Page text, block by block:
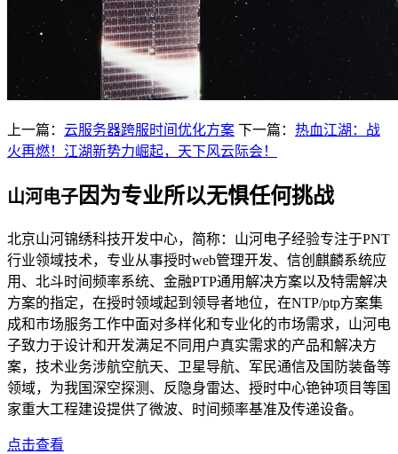
上一篇： 云服务器跨服时间优化方案 下一篇： 热血江湖：战
火再燃！江湖新势力崛起，天下风云际会！
山河电子因为专业所以无惧任何挑战
北京山河锦绣科技开发中心，简称：山河电子经验专注于PNT
行业领域技术，专业从事授时web管理开发、信创麒麟系统应
用、北斗时间频率系统、金融PTP通用解决方案以及特需解决
方案的指定，在授时领域起到领导者地位，在NTP/ptp方案集
成和市场服务工作中面对多样化和专业化的市场需求，山河电
子致力于设计和开发满足不同用户真实需求的产品和解决方
案，技术业务涉航空航天、卫星导航、军民通信及国防装备等
领域，为我国深空探测、反隐身雷达、授时中心铯钟项目等国
家重大工程建设提供了微波、时间频率基准及传递设备。
点击查看